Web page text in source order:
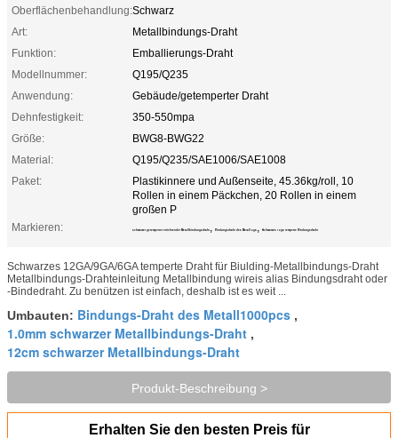
Oberflächenbehandlung:Schwarz
Art:
Metallbindungs-Draht
Funktion:
Emballierungs-Draht
Modellnummer:
Q195/Q235
Anwendung:
Gebäude/getemperter Draht
Dehnfestigkeit:
350-550mpa
Größe:
BWG8-BWG22
Material:
Q195/Q235/SAE1006/SAE1008
Paket:
Plastikinnere und Außenseite, 45.36kg/roll, 10
Rollen in einem Päckchen, 20 Rollen in einem
großen P
Markieren:
schwarzer getemperter errichtender Metallbindungsdraht , Bindungsdraht des Metall 6ga , Schwarzes 12ga temperte Bindungsdraht
Schwarzes 12GA/9GA/6GA temperte Draht für Biulding-Metallbindungs-Draht
Metallbindungs-Drahteinleitung Metallbindung wireis alias Bindungsdraht oder
-Bindedraht. Zu benützen ist einfach, deshalb ist es weit ...
Umbauten: Bindungs-Draht des Metall1000pcs ,
1.0mm schwarzer Metallbindungs-Draht ,
12cm schwarzer Metallbindungs-Draht
Produkt-Beschreibung >
Erhalten Sie den besten Preis für